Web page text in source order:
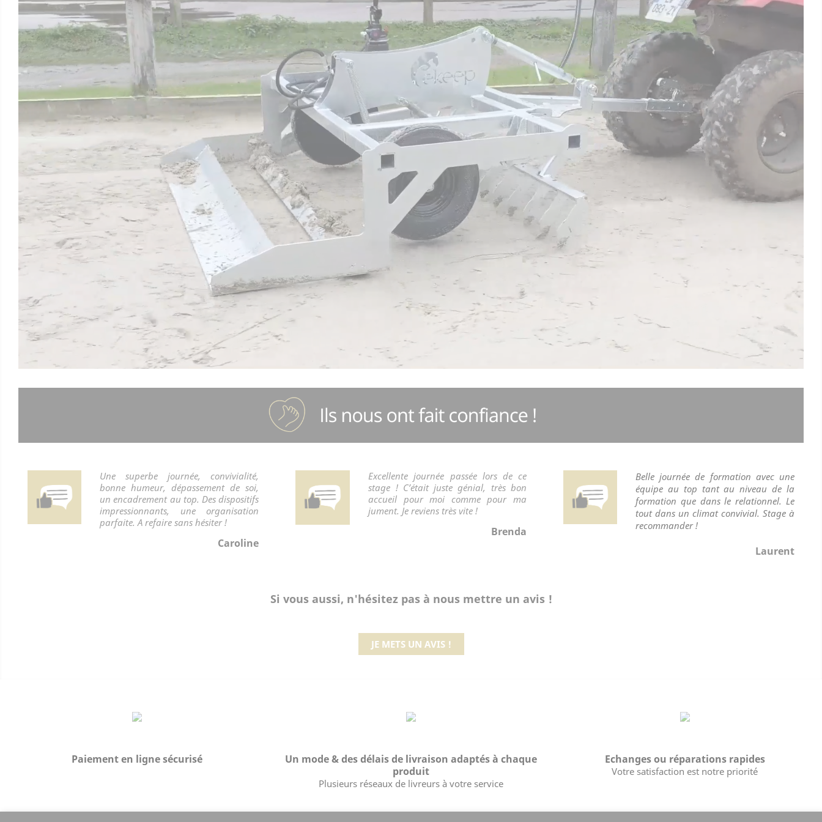
Une superbe journée, convivialité,
bonne humeur, dépassement de soi,
un encadrement au top. Des dispositifs
impressionnants, une organisation
parfaite. A refaire sans hésiter !
Caroline
Excellente journée passée lors de ce
stage ! C’était juste génial, très bon
accueil pour moi comme pour ma
jument. Je reviens très vite !
Brenda
Belle journée de formation avec une
équipe au top tant au niveau de la
formation que dans le relationnel. Le
tout dans un climat convivial. Stage à
recommander !
Laurent
Si vous aussi, n'hésitez pas à nous mettre un avis !
JE METS UN AVIS !
Paiement en ligne sécurisé
Un mode & des délais de livraison adaptés à chaque
produit
Plusieurs réseaux de livreurs à votre service
Echanges ou réparations rapides
Votre satisfaction est notre priorité